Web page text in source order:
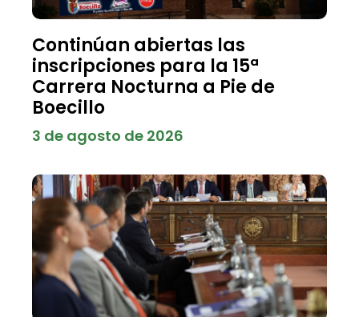
Continúan abiertas las
inscripciones para la 15ª
Carrera Nocturna a Pie de
Boecillo
3 de agosto de 2026